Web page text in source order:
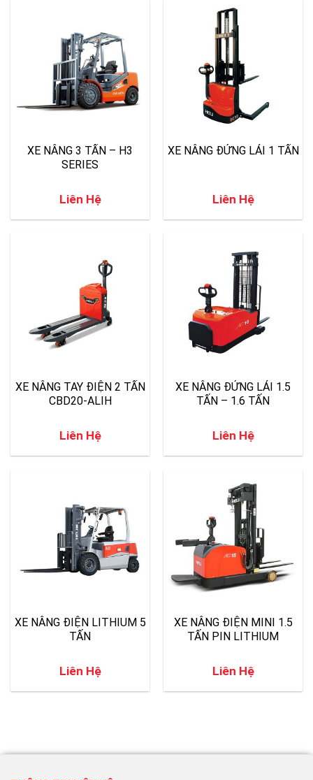
XE NÂNG 3 TẤN – H3
SERIES
Liên Hệ
XE NÂNG ĐỨNG LÁI 1 TẤN
Liên Hệ
XE NÂNG TAY ĐIỆN 2 TẤN
CBD20-ALIH
Liên Hệ
XE NÂNG ĐỨNG LÁI 1.5
TẤN – 1.6 TẤN
Liên Hệ
XE NÂNG ĐIỆN LITHIUM 5
TẤN
Liên Hệ
XE NÂNG ĐIỆN MINI 1.5
TẤN PIN LITHIUM
Liên Hệ